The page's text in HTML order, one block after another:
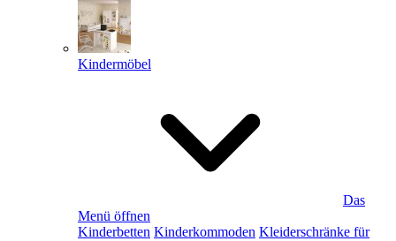
Kindermöbel
Das
Menü öffnen
Kinderbetten Kinderkommoden Kleiderschränke für